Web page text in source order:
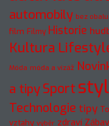
automobily bez obalu
film Filmy Historie
Kultura
Móda móda a vizáž
a tipySport
Technologie tipy
vztahy výběr zdraví